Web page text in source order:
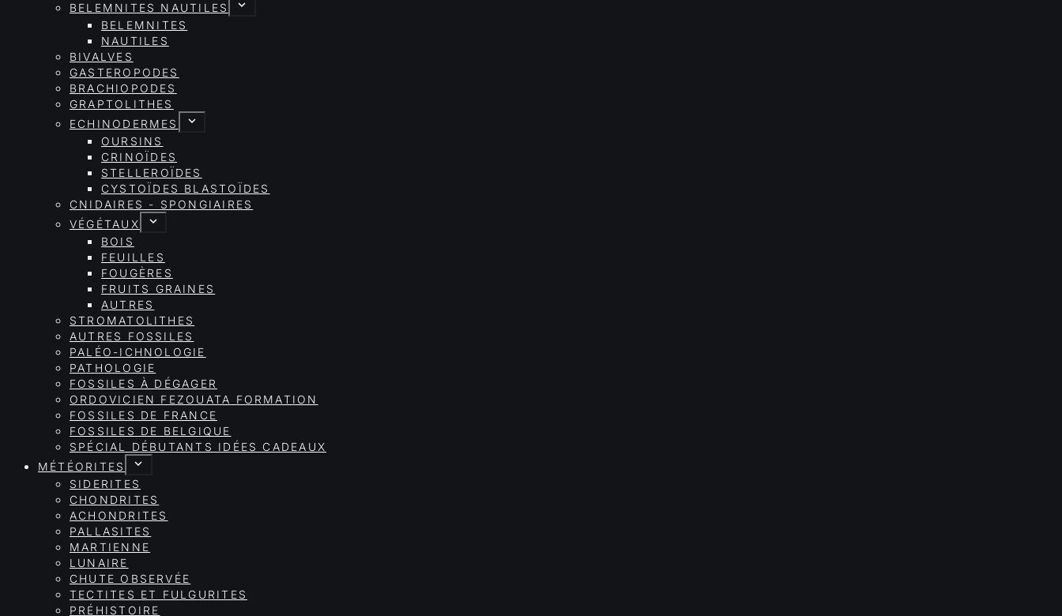
BELEMNITES NAUTILES
BELEMNITES
NAUTILES
BIVALVES
GASTEROPODES
BRACHIOPODES
GRAPTOLITHES
ECHINODERMES
OURSINS
CRINOÏDES
STELLEROÏDES
CYSTOÏDES BLASTOÏDES
CNIDAIRES - SPONGIAIRES
VÉGÉTAUX
BOIS
FEUILLES
FOUGÈRES
FRUITS GRAINES
AUTRES
STROMATOLITHES
AUTRES FOSSILES
PALÉO-ICHNOLOGIE
PATHOLOGIE
FOSSILES À DÉGAGER
ORDOVICIEN FEZOUATA FORMATION
FOSSILES DE FRANCE
FOSSILES DE BELGIQUE
SPÉCIAL DÉBUTANTS IDÉES CADEAUX
MÉTÉORITES
SIDERITES
CHONDRITES
ACHONDRITES
PALLASITES
MARTIENNE
LUNAIRE
CHUTE OBSERVÉE
TECTITES ET FULGURITES
PRÉHISTOIRE